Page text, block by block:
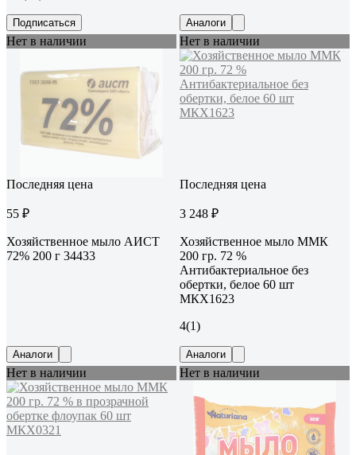
Подписаться Аналоги
Нет в наличии
Последняя цена
55 ₽
Хозяйственное мыло АИСТ
72% 200 г 34433
Аналоги
Нет в наличии
Последняя цена
3 248 ₽
Хозяйственное мыло ММК
200 гр. 72 %
Антибактериальное без
обертки, белое 60 шт
МКХ1623
4(1)
Аналоги
Нет в наличии Нет в наличии